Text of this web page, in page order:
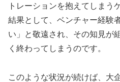
トレーションを抱えてしまう
結果として、ベンチャー経験
い」と敬遠され、その知見が
く終わってしまうのです。
このような状況が続けば、大